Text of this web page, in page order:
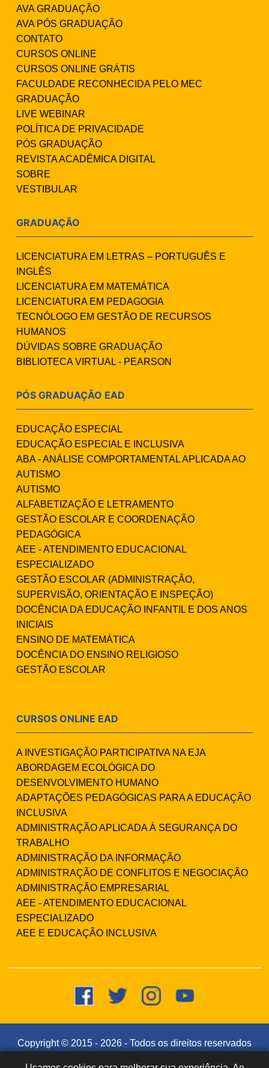
AVA GRADUAÇÃO
AVA PÓS GRADUAÇÃO
CONTATO
CURSOS ONLINE
CURSOS ONLINE GRÁTIS
FACULDADE RECONHECIDA PELO MEC
GRADUAÇÃO
LIVE WEBINAR
POLÍTICA DE PRIVACIDADE
PÓS GRADUAÇÃO
REVISTA ACADÊMICA DIGITAL
SOBRE
VESTIBULAR
GRADUAÇÃO
LICENCIATURA EM LETRAS – PORTUGUÊS E
INGLÊS
LICENCIATURA EM MATEMÁTICA
LICENCIATURA EM PEDAGOGIA
TECNÓLOGO EM GESTÃO DE RECURSOS
HUMANOS
DÚVIDAS SOBRE GRADUAÇÃO
BIBLIOTECA VIRTUAL - PEARSON
PÓS GRADUAÇÃO EAD
EDUCAÇÃO ESPECIAL
EDUCAÇÃO ESPECIAL E INCLUSIVA
ABA - ANÁLISE COMPORTAMENTAL APLICADA AO
AUTISMO
AUTISMO
ALFABETIZAÇÃO E LETRAMENTO
GESTÃO ESCOLAR E COORDENAÇÃO
PEDAGÓGICA
AEE - ATENDIMENTO EDUCACIONAL
ESPECIALIZADO
GESTÃO ESCOLAR (ADMINISTRAÇÃO,
SUPERVISÃO, ORIENTAÇÃO E INSPEÇÃO)
DOCÊNCIA DA EDUCAÇÃO INFANTIL E DOS ANOS
INICIAIS
ENSINO DE MATEMÁTICA
DOCÊNCIA DO ENSINO RELIGIOSO
GESTÃO ESCOLAR
CURSOS ONLINE EAD
A INVESTIGAÇÃO PARTICIPATIVA NA EJA
ABORDAGEM ECOLÓGICA DO
DESENVOLVIMENTO HUMANO
ADAPTAÇÕES PEDAGÓGICAS PARA A EDUCAÇÃO
INCLUSIVA
ADMINISTRAÇÃO APLICADA À SEGURANÇA DO
TRABALHO
ADMINISTRAÇÃO DA INFORMAÇÃO
ADMINISTRAÇÃO DE CONFLITOS E NEGOCIAÇÃO
ADMINISTRAÇÃO EMPRESARIAL
AEE - ATENDIMENTO EDUCACIONAL
ESPECIALIZADO
AEE E EDUCAÇÃO INCLUSIVA
Copyright © 2015 - 2026 - Todos os direitos reservados